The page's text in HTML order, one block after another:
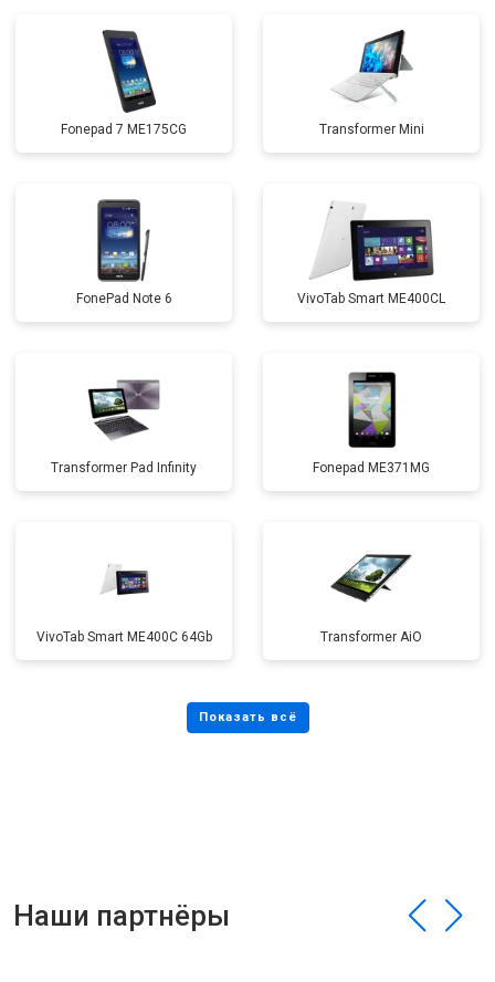
Fonepad 7 ME175CG Transformer Mini
FonePad Note 6 VivoTab Smart ME400CL
Transformer Pad Infinity Fonepad ME371MG
VivoTab Smart ME400C 64Gb Transformer AiO
Наши партнёры